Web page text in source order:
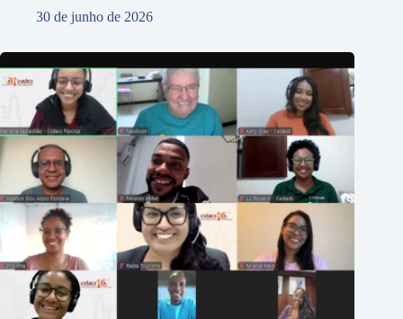
30 de junho de 2026